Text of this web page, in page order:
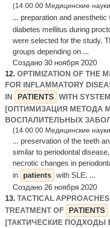
(14.00.00 Медицинские
... preparation and anesthetic
diabetes mellitus during
were selected for the study.
groups depending on ...
Создано 30 ноября 2020
12. OPTIMIZATION OF THE
FOR INFLAMMATORY
IN
PATIENTS WITH
[ОПТИМИЗАЦИЯ МЕТОДА
ВОСПАЛИТЕЛЬНЫХ
(14.00.00 Медицинские
... preservation of the teeth
similar to periodontal
necrotic changes in
in
patients with SLE. ...
Создано 26 ноября 2020
13. TACTICAL
TREATMENT OF
PATIENTS
[ТАКТИЧЕСКИЕ ПОДХОДЫ